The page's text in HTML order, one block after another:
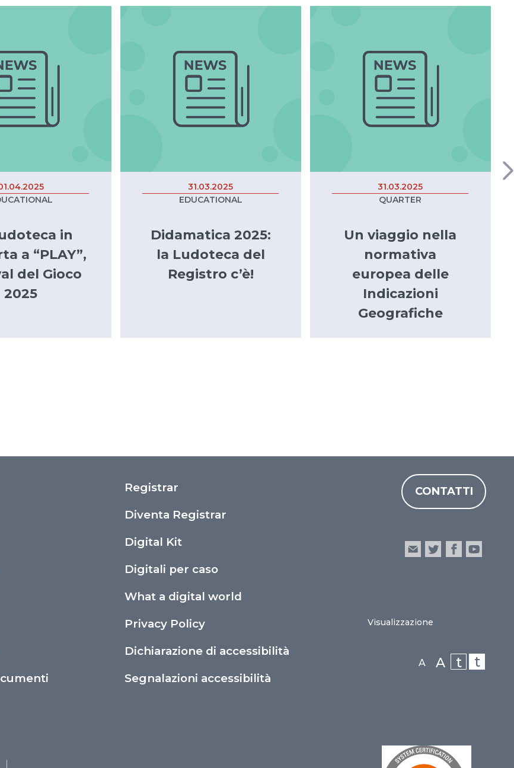
in
a “PLAY”,
del Gioco
2025
31.03.2025
EDUCATIONAL
Didamatica 2025:
la Ludoteca del
Registro c’è!
31.03.2025
QUARTER
Un viaggio nella
normativa
europea delle
Indicazioni
Geografiche
Registrar
Diventa Registrar
Digital Kit
Digitali per caso
What a digital world
Privacy Policy
Dichiarazione di accessibilità
Segnalazioni accessibilità
CONTATTI
Visualizzazione
A A t t